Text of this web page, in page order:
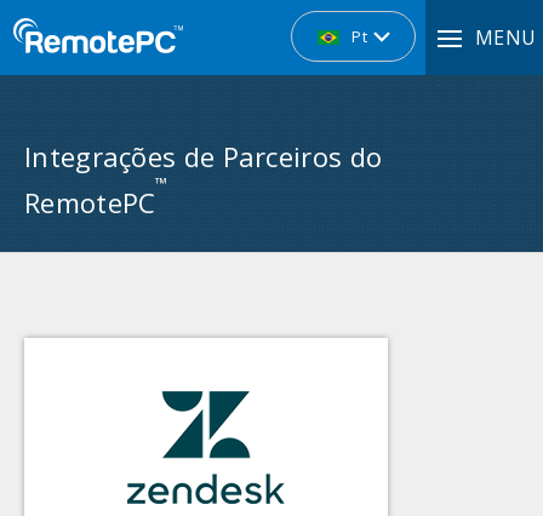
Pt MENU
Integrações de Parceiros do
RemotePC
™